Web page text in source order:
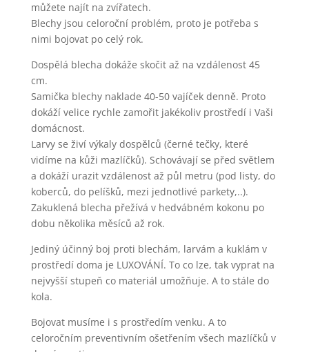
můžete najít na zvířatech.
Blechy jsou celoroční problém, proto je potřeba s
nimi bojovat po celý rok.
Dospělá blecha dokáže skočit až na vzdálenost 45
cm.
Samička blechy naklade 40-50 vajíček denně. Proto
dokáží velice rychle zamořit jakékoliv prostředí i Vaši
domácnost.
Larvy se živí výkaly dospělců (černé tečky, které
vidíme na kůži mazlíčků). Schovávají se před světlem
a dokáží urazit vzdálenost až půl metru (pod listy, do
koberců, do pelíšků, mezi jednotlivé parkety,..).
Zakuklená blecha přežívá v hedvábném kokonu po
dobu několika měsíců až rok.
Jediný účinný boj proti blechám, larvám a kuklám v
prostředí doma je LUXOVÁNÍ. To co lze, tak vyprat na
nejvyšší stupeň co materiál umožňuje. A to stále do
kola.
Bojovat musíme i s prostředím venku. A to
celoročním preventivním ošetřením všech mazlíčků v